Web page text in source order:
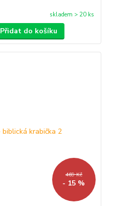
skladem > 20 ks
Přidat do košíku
469 Kč
- 15 %